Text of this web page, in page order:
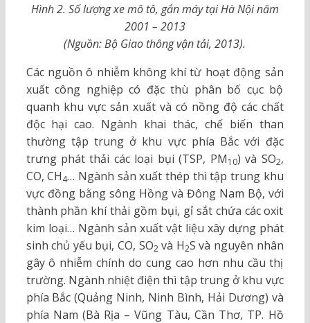
Hình 2. Số lượng xe mô tô, gắn máy tại Hà Nội năm
2001 – 2013
(Nguồn: Bộ Giao thông vận tải, 2013).
Các nguồn ô nhiễm không khí từ hoạt động sản
xuất công nghiệp có đặc thù phân bố cục bộ
quanh khu vực sản xuất và có nồng độ các chất
độc hại cao. Ngành khai thác, chế biến than
thường tập trung ở khu vực phía Bắc với đặc
trưng phát thải các loại bụi (TSP, PM10) và SO2,
CO, CH4… Ngành sản xuất thép thì tập trung khu
vực đồng bằng sông Hồng và Đông Nam Bộ, với
thành phần khí thải gồm bụi, gỉ sắt chứa các oxit
kim loại… Ngành sản xuất vật liệu xây dựng phát
sinh chủ yếu bụi, CO, SO2 và H2S và nguyên nhân
gây ô nhiễm chính do cung cao hơn nhu cầu thị
trường. Ngành nhiệt điện thì tập trung ở khu vực
phía Bắc (Quảng Ninh, Ninh Bình, Hải Dương) và
phía Nam (Bà Rịa – Vũng Tàu, Cần Thơ, TP. Hồ